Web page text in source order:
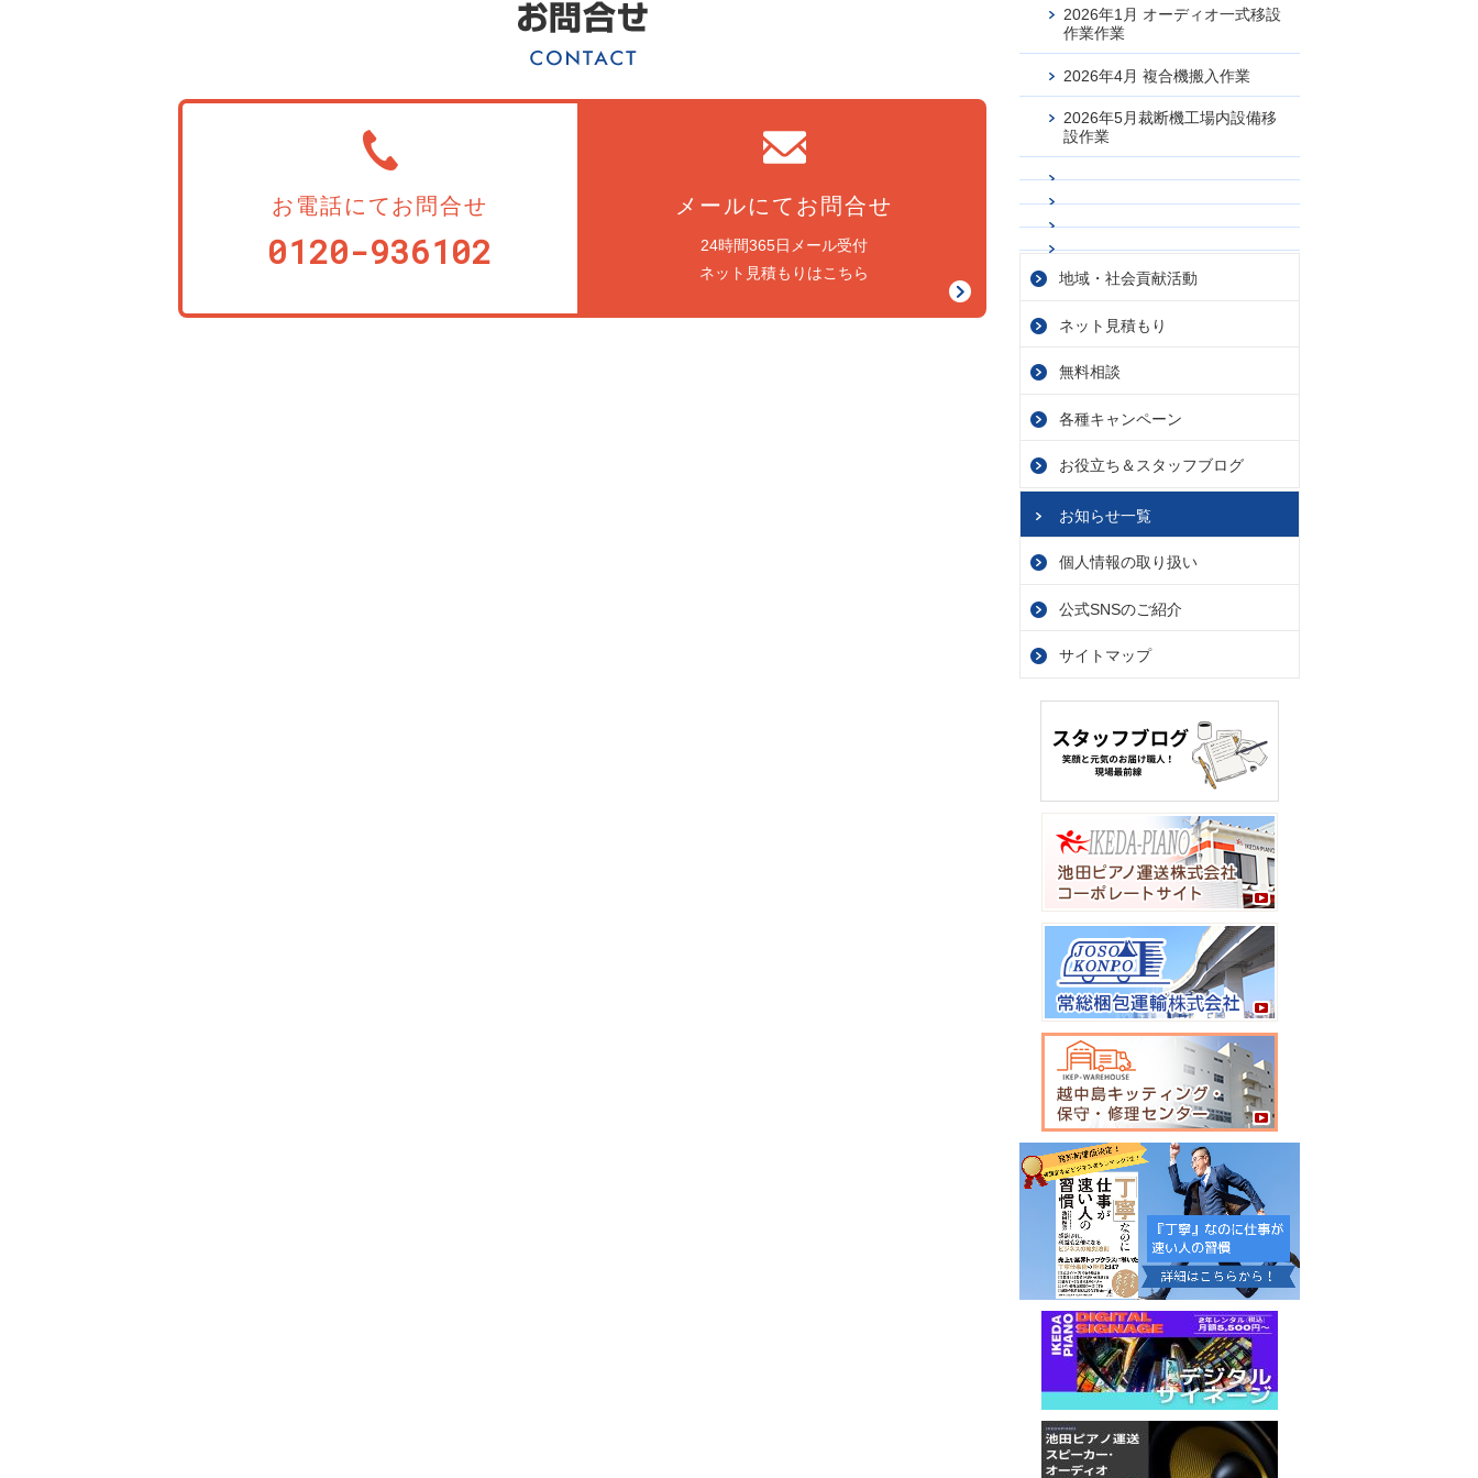
お電話にてお問合せ
0120-936102
メールにてお問合せ
24時間365日メール受付
ネット見積もりはこちら
2026年1月 オーディオ一式移設
作業作業
2026年4月 複合機搬入作業
2026年5月裁断機工場内設備移
設作業
地域・社会貢献活動
ネット見積もり
無料相談
各種キャンペーン
お役立ち＆スタッフブログ
お知らせ一覧
個人情報の取り扱い
公式SNSのご紹介
サイトマップ